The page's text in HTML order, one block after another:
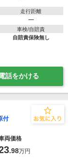
走行距離
―
車検/自賠責
自賠責保険無し
話をかける
付
両価格
.98万円